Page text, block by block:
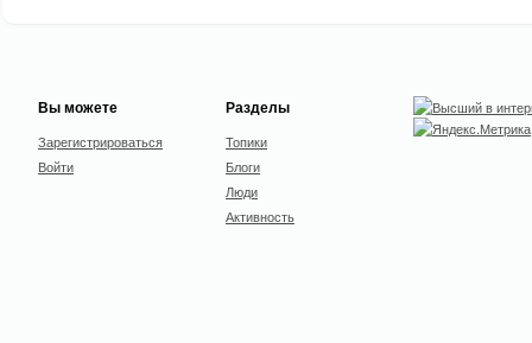
Вы можете
Зарегистрироваться
Войти
Разделы
Топики
Блоги
Люди
Активность